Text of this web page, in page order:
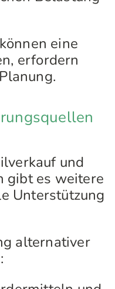
eine
erfordern
und
gibt es weitere
Unterstützung
alternativer